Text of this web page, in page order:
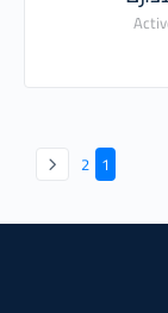
1
2